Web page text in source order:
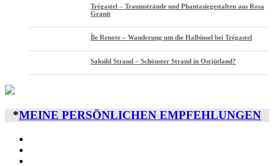
Trégastel – Traumstrände und Phantasiegestalten aus Rosa
Granit
Île Renote – Wanderung um die Halbinsel bei Trégastel
Saksild Strand – Schönster Strand in Ostjütland?
*MEINE PERSÖNLICHEN EMPFEHLUNGEN